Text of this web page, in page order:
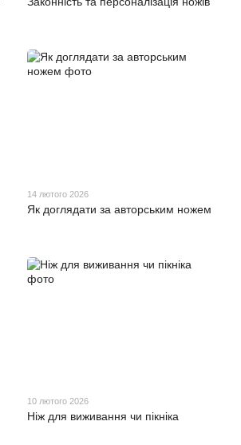
14 лютого 2026
Як доглядати за авторським ножем
10 лютого 2026
Ніж для виживання чи пікніка